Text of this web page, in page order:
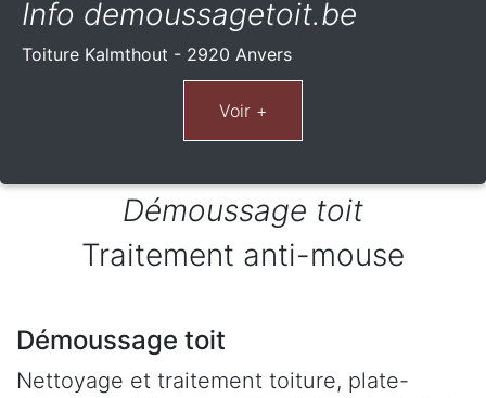
Info demoussagetoit.be
Toiture Kalmthout - 2920 Anvers
Démoussage toit
Traitement anti-mouse
Démoussage toit
Nettoyage et traitement toiture, plate-